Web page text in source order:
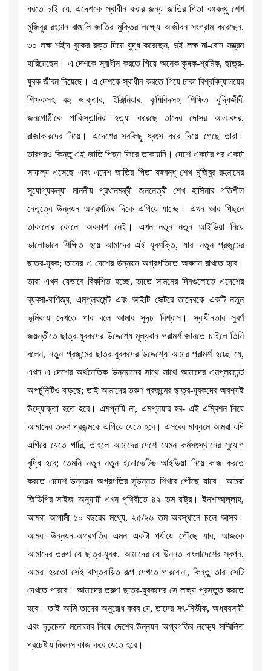
ধরতে চাই যে, এদেশকে স্বাধীন করার জন্য জাতির পিতা বঙ্গবন্ধু শেখ
মুজিবুর রহমান বাঙালি জাতির মুক্তির লক্ষ্যে আজীবন সংগ্রাম করেছেন,
৩০ লক্ষ শহীদ বুকের রক্ত দিয়ে যুদ্ধ করেছেন, দুই লক্ষ মা-বোন সম্ভ্রম
হারিয়েছেন। এ দেশকে স্বাধীন করতে গিয়ে অনেক কৃষক-শ্রমিক, ছাত্র-
যুবক জীবন দিয়েছে। এ দেশকে স্বাধীন করতে গিয়ে ঢাকা বিশ্ববিদ্যালয়ের
শিক্ষকসহ বহু ডাক্তার, ইঞ্জিনিয়ার, কৃষিবিদসহ শিক্ষিত বুদ্ধিজীবী
জনগোষ্ঠীকে পাকিস্তানিরা হত্যা করেছে তাদের দোসর আল-বদর,
রাজাকারদের নিয়ে। এদেশের সবকিছু ধ্বংস করে দিয়ে গেছে তারা।
তারপরও কিন্তু এই জাতি পিছন ফিরে তাকায়নি। দেশে একটার পর একটা
সাফল্য এসেছে এবং এদেশ জাতির পিতা বঙ্গবন্ধু শেখ মুজিবুর রহমানের
সুযোগ্যকন্যা মাননীয় প্রধানমন্ত্রী জননেত্রী শেখ হাসিনার গতিশীল
নেতৃত্বে উন্নয়ন অগ্রগতির দিকে এগিয়ে যাচ্ছে। এখন আর পিছনে
তাকানোর কোনো অবকাশ নেই। এখন নতুন নতুন আইডিয়া নিয়ে
ভালোভাবে শিক্ষিত হয়ে আমাদের এই যুবশক্তি, যারা নতুন প্রজন্মের
ছাত্র-যুবক; তাদের এ দেশের উন্নয়ন অগ্রগতিতে অবদান রাখতে হবে।
তারা এখন যেভাবে বিকশিত হচ্ছে, তাতে সামনের দিনগুলোতে এদেশের
ব্যবসা-বাণিজ্য, এমপ্ল­য়মেন্ট এবং আইটি সেক্টরে তাদেরকে একটি নতুন
ভূমিকায় দেখতে পাব বলে আমার সুদৃঢ় বিশ্বাস। স্বাধীনতার সুবর্ণ
জয়ন্তীতে ছাত্র-যুবকদের উদ্দেশ্যে মূল্যবান পরামর্শ জানতে চাইলে তিনি
বলেন, নতুন প্রজন্মের ছাত্র-যুবকদের উদ্দেশ্যে আমার পরামর্শ হচ্ছে যে,
এখন এ দেশের অর্থনৈতিক উন্নয়নের সাথে সাথে আমাদের এমপ্ল­য়মেন্ট
অপর্চুনিটিও বাড়ছে; তাই আমাদের তরুণ প্রজন্মের ছাত্র-যুবকদের অবশ্যই
উদ্যোক্তা হতে হবে। এমপ্লয়ি না, এমপ্ল­য়ার হব- এই এম্বিশন নিয়ে
আমাদের তরুণ প্রজন্মকে এগিয়ে যেতে হবে। এসবের মাধ্যমে আমরা যদি
এগিয়ে যেতে পারি, তাহলে আমাদের দেশে যেমন কর্মসংস্থানের সুযোগ
বৃদ্ধি হবে; তেমনি নতুন নতুন ইনোভেটিভ আইডিয়া নিয়ে কাজ করতে
করতে এদেশ উন্নয়ন অগ্রগতির সুউন্নত শিখরে পৌঁছে যাবে। আমরা
জিডিপির সাইজ অনুযায়ী এখন পৃথিবীতে ৪২ তম রাষ্ট্র। ইনশাআল্লাহ,
আমরা আগামী ১০ বছরের মধ্যে, ২৫/২৬ তম অবস্থানে চলে আসব।
আমরা উন্নয়ন-অগ্রগতির এমন একটা পর্যায়ে পৌঁছে যাব, আজকে
আমাদের তরুণ যে ছাত্র-যুবক, আমাদের যে উন্নত বাংলাদেশের স্বপ্ন,
আমরা হয়তো সেই বাস্তবায়িত রূপ দেখতে পারবোনা, কিন্তু তারা সেটি
দেখতে পারবে। আমাদের তরুণ ছাত্র-যুবকদের সে লক্ষ্য প্রস্তুত করতে
হবে। তাই আমি তাদের অনুরোধ করব যে, তাদের সৎ-নির্ভীক, অধ্যবসায়ী
এবং দৃঢ়চেতা মনোভাব নিয়ে দেশের উন্নয়ন অগ্রগতির লক্ষ্যে সম্মিলিত
প্রচেষ্টায় নিরলস কাজ করে যেতে হবে।